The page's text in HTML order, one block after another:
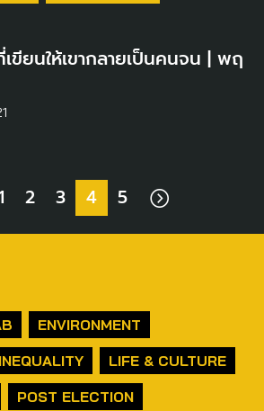
ขียนให้เขากลายเป็นคนจน | พฤ
2 3 4 5
ENVIRONMENT
INEQUALITY
LIFE & CULTURE
POST ELECTION